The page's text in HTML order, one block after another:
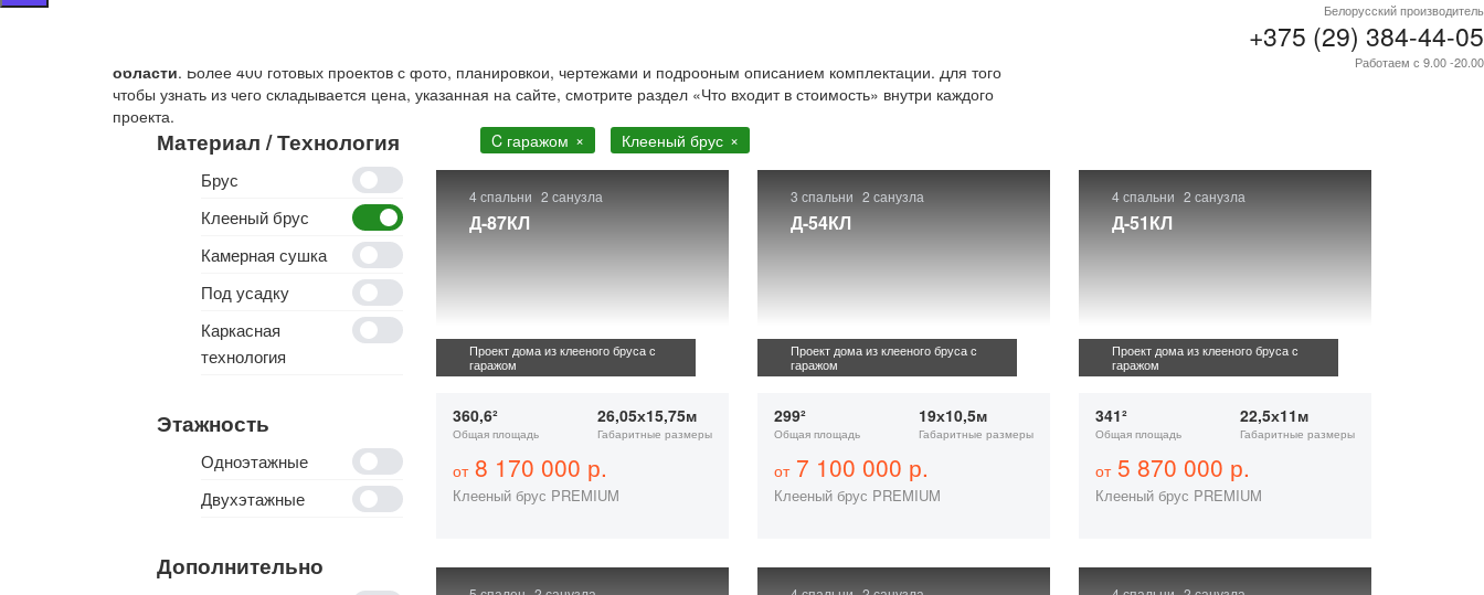
Белорусский производитель
+375 (29) 384-44-05
Работаем с 9.00 -20.00
области. Более 400 готовых проектов с фото, планировкой, чертежами и подробным описанием комплектации. Для того
чтобы узнать из чего складывается цена, указанная на сайте, смотрите раздел «Что входит в стоимость» внутри каждого
проекта.
Материал / Технология
Брус
Клееный брус
Камерная сушка
Под усадку
Каркасная
технология
Этажность
Одноэтажные
Двухэтажные
Дополнительно
C гаражом Клееный брус
4 спальни 2 санузла
Д-87КЛ
Проект дома из клееного бруса с
гаражом
360,6²
Общая площадь
26,05х15,75м
Габаритные размеры
от8 170 000 р.
Клееный брус PREMIUM
3 спальни 2 санузла
Д-54КЛ
Проект дома из клееного бруса с
гаражом
299²
Общая площадь
19х10,5м
Габаритные размеры
от7 100 000 р.
Клееный брус PREMIUM
4 спальни 2 санузла
Д-51КЛ
Проект дома из клееного бруса с
гаражом
341²
Общая площадь
22,5х11м
Габаритные размеры
от5 870 000 р.
Клееный брус PREMIUM